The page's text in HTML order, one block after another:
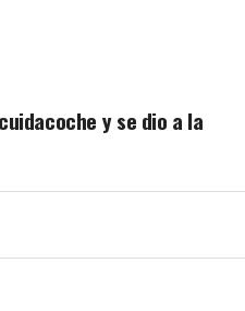
y se dio a la